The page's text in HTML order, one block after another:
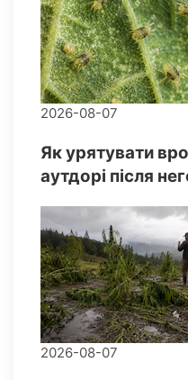
2026-08-07
Як урятувати
аутдорі після
2026-08-07